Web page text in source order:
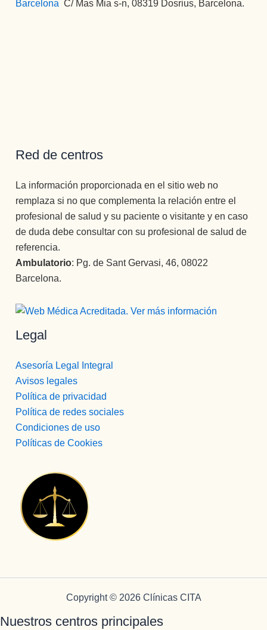
Barcelona :C/ Mas Mia s-n, 08319 Dosrius, Barcelona.
Red de centros
La información proporcionada en el sitio web no
remplaza si no que complementa la relación entre el
profesional de salud y su paciente o visitante y en caso
de duda debe consultar con su profesional de salud de
referencia.
Ambulatorio: Pg. de Sant Gervasi, 46, 08022
Barcelona.
Legal
Asesoría Legal Integral
Avisos legales
Política de privacidad
Política de redes sociales
Condiciones de uso
Políticas de Cookies
Copyright © 2026 Clínicas CITA
Nuestros centros principales